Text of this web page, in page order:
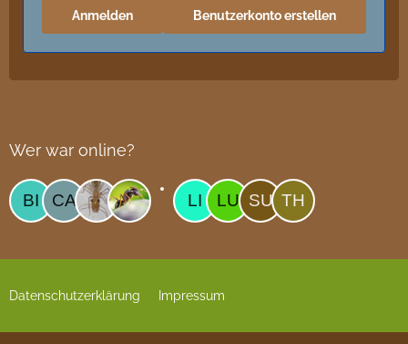
Benutzerkonto erstellen
Anmelden
Wer war online?
Datenschutzerklärung Impressum